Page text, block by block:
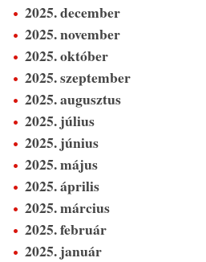
2025. december
2025. november
2025. október
2025. szeptember
2025. augusztus
2025. július
2025. június
2025. május
2025. április
2025. március
2025. február
2025. január